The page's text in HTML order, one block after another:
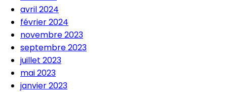
avril 2024
février 2024
novembre 2023
septembre 2023
juillet 2023
mai 2023
janvier 2023